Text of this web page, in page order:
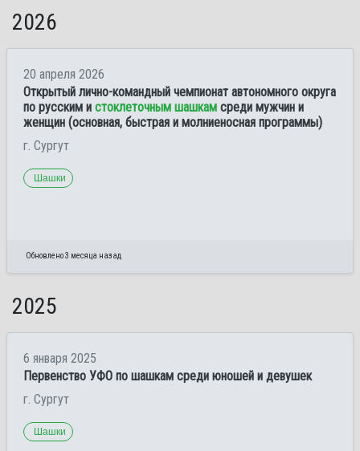
2026
20 апреля 2026
Открытый лично-командный чемпионат автономного округа
по русским и стоклеточным шашкам среди мужчин и
женщин (основная, быстрая и молниеносная программы)
г. Сургут
Шашки
Обновлено 3 месяца назад
2025
6 января 2025
Первенство УФО по шашкам среди юношей и девушек
г. Сургут
Шашки